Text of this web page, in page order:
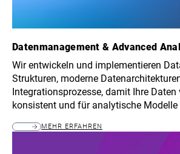
Datenmanagement & Advanced
Wir entwickeln und implementieren
Strukturen, moderne
Integrationsprozesse, damit Ihre
konsistent und für analytische
MEHR ERFAHREN